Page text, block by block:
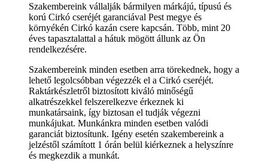
Szakembereink vállalják bármilyen márkájú, típusú és
korú Cirkó cseréjét garanciával Pest megye és
környékén Cirkó kazán csere kapcsán. Több, mint 20
éves tapasztalattal a hátuk mögött állunk az Ön
rendelkezésére.
Szakembereink minden esetben arra törekednek, hogy a
lehető legolcsóbban végezzék el a Cirkó cseréjét.
Raktárkészletről biztosított kiváló minőségű
alkatrészekkel felszerelkezve érkeznek ki
munkatársaink, így biztosan el tudják végezni
munkájukat. Munkánkra minden esetben valódi
garanciát biztosítunk. Igény esetén szakembereink a
jelzéstől számított 1 órán belül kiérkeznek a helyszínre
és megkezdik a munkát.